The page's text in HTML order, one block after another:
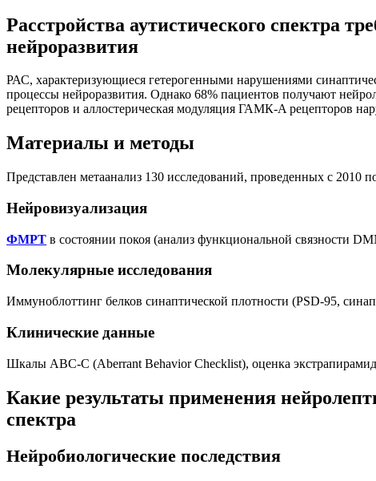
Расстройства аутистического спектра
нейроразвития
РАС, характеризующиеся гетерогенными нарушениями
процессы нейроразвития. Однако 68% пациентов получают
рецепторов и аллостерическая модуляция ГАМК-A рецепторов
Материалы и методы
Представлен метаанализ 130 исследований, проведенных с
Нейровизуализация
ФМРТ в состоянии покоя (анализ функциональной связности
Молекулярные исследования
Иммуноблоттинг белков синаптической плотности (PSD-95,
Клинические данные
Шкалы ABC-C (Aberrant Behavior Checklist), оценка
Какие результаты применения
спектра
Нейробиологические последствия